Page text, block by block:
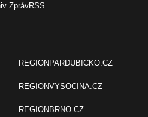
ZprávRSS
REGIONPARDUBICKO.CZ
REGIONVYSOCINA.CZ
REGIONBRNO.CZ